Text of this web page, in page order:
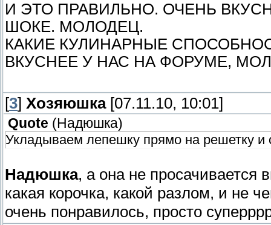
И ЭТО ПРАВИЛЬНО. ОЧЕНЬ
ШОКЕ. МОЛОДЕЦ.
КАКИЕ КУЛИНАРНЫЕ
ВКУСНЕЕ У НАС НА ФОРУМЕ,
[3] Хозяюшка[07.11.10, 10:01]
Quote ( Надюшка)
Укладываем лепешку прямо на решетку и
Надюшка, а она не просачивается
какая корочка, какой разлом, и не
очень понравилось, просто